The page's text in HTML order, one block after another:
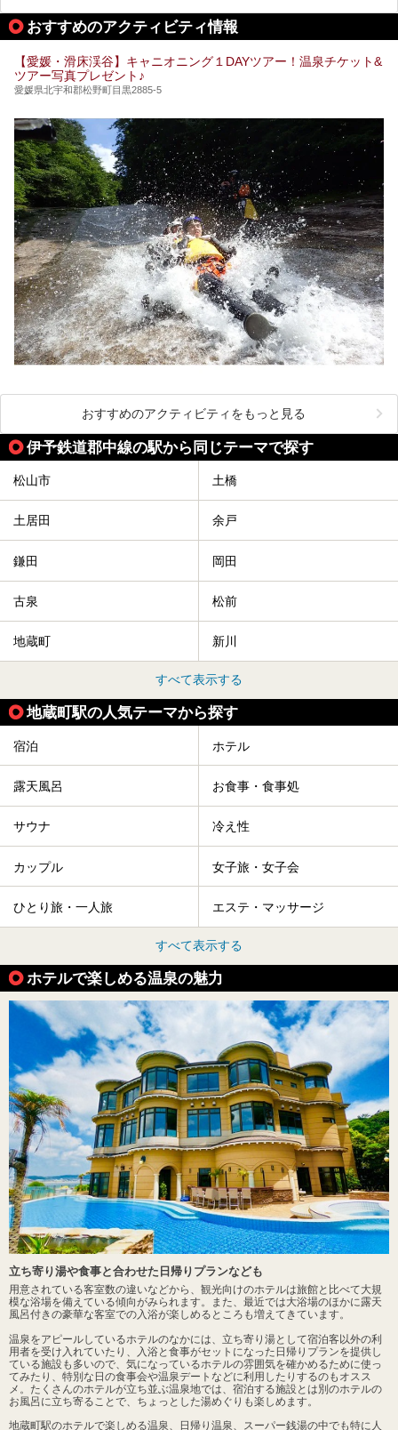
方を代表する人気の施設も。今回は、愛媛県の誇るスーパー
銭湯をピックアップしました。
おすすめのアクティビティ情報
【愛媛・滑床渓谷】キャニオニング１DAYツアー！温泉チケット&
ツアー写真プレゼント♪
愛媛県北宇和郡松野町目黒2885-5
おすすめのアクティビティをもっと見る
伊予鉄道郡中線の駅から同じテーマで探す
松山市 土橋
土居田 余戸
鎌田 岡田
古泉 松前
地蔵町 新川
すべて表示する
地蔵町駅の人気テーマから探す
宿泊 ホテル
露天風呂 お食事・食事処
サウナ 冷え性
カップル 女子旅・女子会
ひとり旅・一人旅 エステ・マッサージ
すべて表示する
ホテルで楽しめる温泉の魅力
立ち寄り湯や食事と合わせた日帰りプランなども
用意されている客室数の違いなどから、観光向けのホテルは旅館と比べて大規
模な浴場を備えている傾向がみられます。また、最近では大浴場のほかに露天
風呂付きの豪華な客室での入浴が楽しめるところも増えてきています。
温泉をアピールしているホテルのなかには、立ち寄り湯として宿泊客以外の利
用者を受け入れていたり、入浴と食事がセットになった日帰りプランを提供し
ている施設も多いので、気になっているホテルの雰囲気を確かめるために使っ
てみたり、特別な日の食事会や温泉デートなどに利用したりするのもオスス
メ。たくさんのホテルが立ち並ぶ温泉地では、宿泊する施設とは別のホテルの
お風呂に立ち寄ることで、ちょっとした湯めぐりも楽しめます。
地蔵町駅のホテルで楽しめる温泉、日帰り温泉、スーパー銭湯の中でも特に人